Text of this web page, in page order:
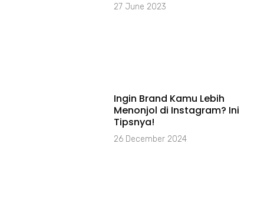
27 June 2023
⁠Ingin Brand Kamu Lebih
Menonjol di Instagram? Ini
Tipsnya!
26 December 2024